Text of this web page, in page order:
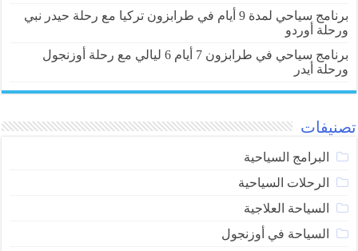
برنامج سياحي لمدة 9 أيام في طرابزون تركيا مع رحلة حيدر نبي
ورحلة أوردو
برنامج سياحي في طرابزون 7 أيام 6 ليالي مع رحلة أوزنجول
ورحلة أيدر
تصنيفات
البرامج السياحية
الرحلات السياحية
السياحة العلاجية
السياحة في أوزنجول